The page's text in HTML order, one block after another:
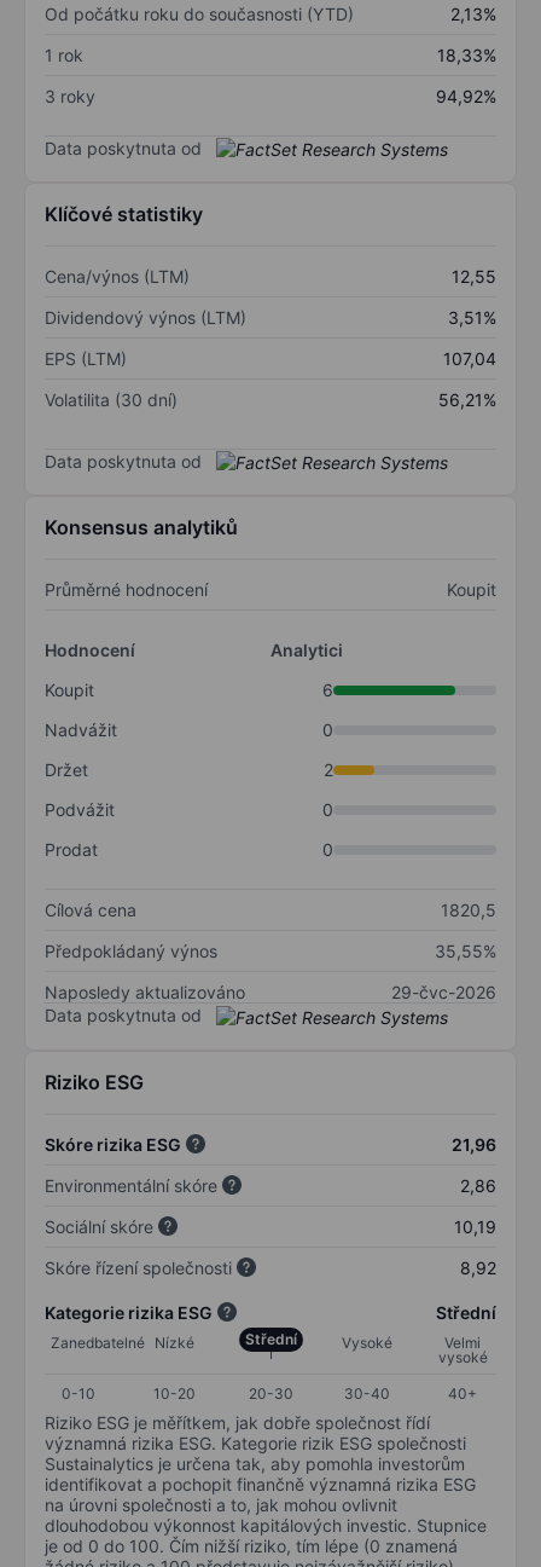
Od počátku roku do současnosti (YTD)
2,13%
1 rok
18,33%
3 roky
94,92%
Data poskytnuta od
Klíčové statistiky
Cena/výnos (LTM)
12,55
Dividendový výnos (LTM)
3,51%
EPS (LTM)
107,04
Volatilita (30 dní)
56,21%
Data poskytnuta od
Konsensus analytiků
Průměrné hodnocení Koupit
Hodnocení
Analytici
Koupit
6
Nadvážit
0
Držet
2
Podvážit
0
Prodat
0
Cílová cena
1820,5
Předpokládaný výnos
35,55%
Naposledy aktualizováno
29-čvc-2026
Data poskytnuta od
Riziko ESG
Skóre rizika ESG
21,96
Environmentální skóre
2,86
Sociální skóre
10,19
Skóre řízení společnosti
8,92
Kategorie rizika ESG Střední
Zanedbatelné Nízké Střední Vysoké
Velmi
vysoké
0-10
10-20 20-30 30-40 40+
Riziko ESG je měřítkem, jak dobře společnost řídí
významná rizika ESG. Kategorie rizik ESG společnosti
Sustainalytics je určena tak, aby pomohla investorům
identifikovat a pochopit finančně významná rizika ESG
na úrovni společnosti a to, jak mohou ovlivnit
dlouhodobou výkonnost kapitálových investic. Stupnice
je od 0 do 100. Čím nižší riziko, tím lépe (0 znamená